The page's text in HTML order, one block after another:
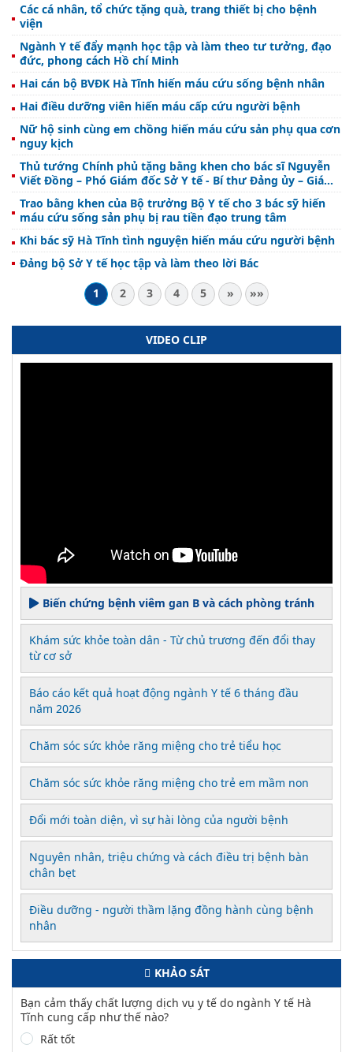
Các cá nhân, tổ chức tặng quà, trang thiết bị cho bệnh
viện
Ngành Y tế đẩy mạnh học tập và làm theo tư tưởng, đạo
đức, phong cách Hồ chí Minh
Hai cán bộ BVĐK Hà Tĩnh hiến máu cứu sống bệnh nhân
Hai điều dưỡng viên hiến máu cấp cứu người bệnh
Nữ hộ sinh cùng em chồng hiến máu cứu sản phụ qua cơn
nguy kịch
Thủ tướng Chính phủ tặng bằng khen cho bác sĩ Nguyễn
Viết Đồng – Phó Giám đốc Sở Y tế - Bí thư Đảng ủy – Giám
đốc Bệnh viện đa khoa tỉnh
Trao bằng khen của Bộ trưởng Bộ Y tế cho 3 bác sỹ hiến
máu cứu sống sản phụ bị rau tiền đạo trung tâm
Khi bác sỹ Hà Tĩnh tình nguyện hiến máu cứu người bệnh
Đảng bộ Sở Y tế học tập và làm theo lời Bác
1
2 3 4 5 » »»
VIDEO CLIP
Biến chứng bệnh viêm gan B và cách phòng tránh
Khám sức khỏe toàn dân - Từ chủ trương đến đổi thay
từ cơ sở
Báo cáo kết quả hoạt động ngành Y tế 6 tháng đầu
năm 2026
Chăm sóc sức khỏe răng miệng cho trẻ tiểu học
Chăm sóc sức khỏe răng miệng cho trẻ em mầm non
Đổi mới toàn diện, vì sự hài lòng của người bệnh
Nguyên nhân, triệu chứng và cách điều trị bệnh bàn
chân bẹt
Điều dưỡng - người thầm lặng đồng hành cùng bệnh
nhân
KHẢO SÁT
Bạn cảm thấy chất lượng dịch vụ y tế do ngành Y tế Hà
Tĩnh cung cấp như thế nào?
Rất tốt